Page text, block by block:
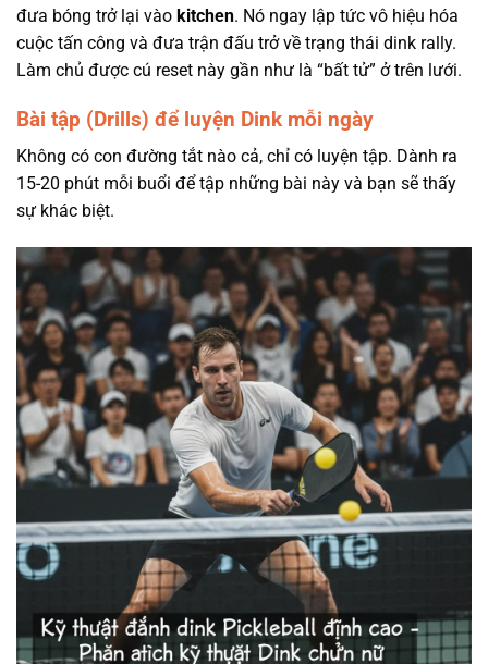
đưa bóng trở lại vào kitchen. Nó ngay lập tức vô hiệu hóa
cuộc tấn công và đưa trận đấu trở về trạng thái dink rally.
Làm chủ được cú reset này gần như là “bất tử” ở trên lưới.
Bài tập (Drills) để luyện Dink mỗi ngày
Không có con đường tắt nào cả, chỉ có luyện tập. Dành ra
15-20 phút mỗi buổi để tập những bài này và bạn sẽ thấy
sự khác biệt.